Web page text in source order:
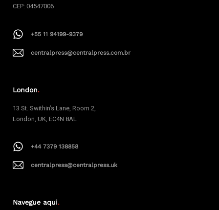
CEP: 04547006
+55 11 94199-9379
centralpress@centralpress.com.br
London.
13 St. Swithin’s Lane, Room 2,
London, UK, EC4N 8AL
+44 7379 138858
centralpress@centralpress.uk
Navegue aqui.